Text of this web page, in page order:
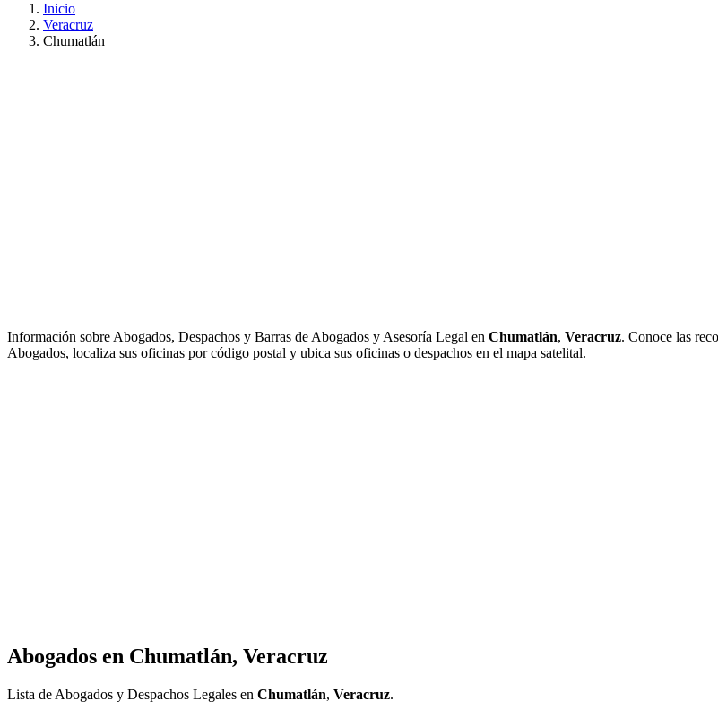
Inicio
Veracruz
Chumatlán
Información sobre Abogados, Despachos y Barras de Abogados y Asesoría Legal en Chumatlán, Veracruz. Conoce las
Abogados, localiza sus oficinas por código postal y ubica sus oficinas o despachos en el mapa satelital.
Abogados en Chumatlán, Veracruz
Lista de Abogados y Despachos Legales en Chumatlán, Veracruz.